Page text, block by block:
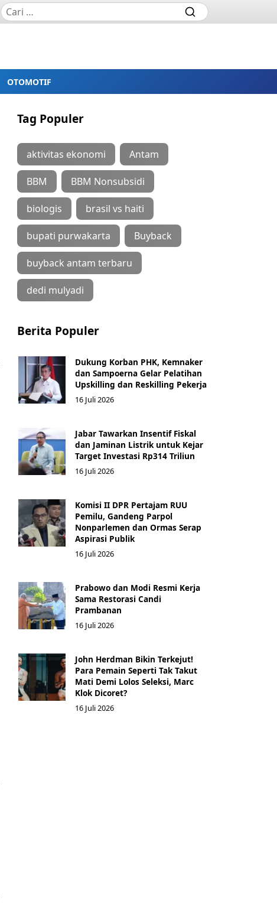
OTOMOTIF
Tag Populer
aktivitas ekonomi Antam
BBM BBM Nonsubsidi
biologis brasil vs haiti
bupati purwakarta Buyback
buyback antam terbaru
dedi mulyadi
Berita Populer
Dukung Korban PHK, Kemnaker
dan Sampoerna Gelar Pelatihan
Upskilling dan Reskilling Pekerja
16 Juli 2026
Jabar Tawarkan Insentif Fiskal
dan Jaminan Listrik untuk Kejar
Target Investasi Rp314 Triliun
16 Juli 2026
Komisi II DPR Pertajam RUU
Pemilu, Gandeng Parpol
Nonparlemen dan Ormas Serap
Aspirasi Publik
16 Juli 2026
Prabowo dan Modi Resmi Kerja
Sama Restorasi Candi
Prambanan
16 Juli 2026
John Herdman Bikin Terkejut!
Para Pemain Seperti Tak Takut
Mati Demi Lolos Seleksi, Marc
Klok Dicoret?
16 Juli 2026